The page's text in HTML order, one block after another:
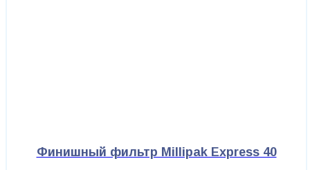
Финишный фильтр Millipak Express 40